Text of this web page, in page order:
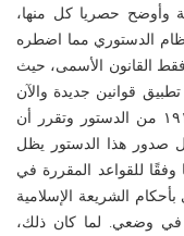
وأوضح حصريا كل منها،
الدستوري مما اضطره
فقط القانون الأسمى، حيث
قوانين جديدة والآن
يجب عليها تشغيلها، ويفضلًا عن ذلك، المادة ١٩١ من الدستور وتقرر أن
صدور هذا الدستور يظل
وفقًا للقواعد المقررة في
الشريعة الإسلامية
في وضعي. لما كان ذلك،